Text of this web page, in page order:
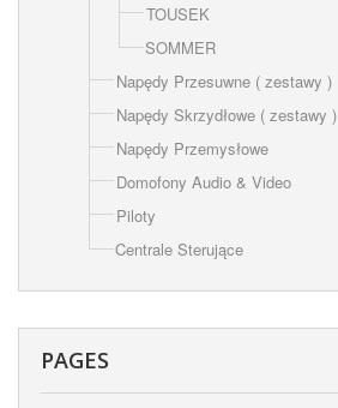
TOUSEK
SOMMER
Napędy Przesuwne ( zestawy )
Napędy Skrzydłowe ( zestawy )
Napędy Przemysłowe
Domofony Audio & Video
Piloty
Centrale Sterujące
PAGES